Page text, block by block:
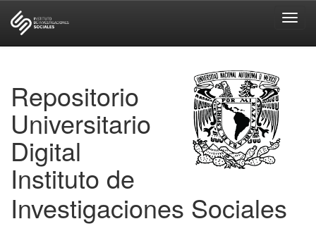
Repositorio
Universitario
Digital
Instituto de
Investigaciones Sociales